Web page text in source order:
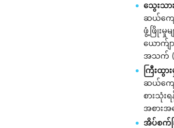
သွေးသား
ဆယ်ကျ
ဖွံ့ဖြိုးမှု
ယောက်ျ
အသက် (၈
ကြီးထွာ
ဆယ်ကျေ
စားသုံ
အစားအ
အိပ်စက်ခ